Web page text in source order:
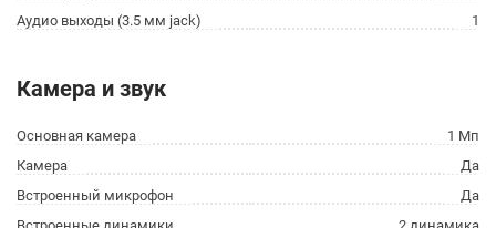
Аудио выходы (3.5 мм jack)
1
Камера и звук
Основная камера
1 Мп
Камера
Да
Встроенный микрофон
Да